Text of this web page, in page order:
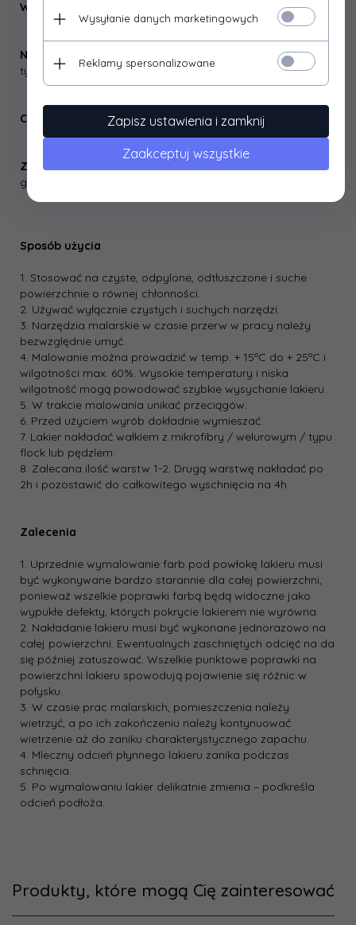
Wydajność:
Narzędzia do aplikacji:
wałek z mikrofibry / welurowy/
typu flock, pędzel
Czyszczenie narzędzi: woda z dodatkiem detergentu
Zawartość LZO:
g/l (2010), produkt zawiera max.15 g/l
Sposób użycia
1. Stosować na czyste, odpylone, odtłuszczone i suche
powierzchnie o równej chłonności.
2. Używać wyłącznie czystych i suchych narzędzi.
3. Narzędzia malarskie w czasie przerw w pracy należy
bezwzględnie umyć.
4. Malowanie można prowadzić w temp. + 15ºC do + 25ºC i
wilgotności max. 60%. Wysokie temperatury i niska
wilgotność mogą powodować szybkie wysychanie lakieru.
5. W trakcie malowania unikać przeciągów.
6. Przed użyciem wyrób dokładnie wymieszać.
7. Lakier nakładać wałkiem z mikrofibry / welurowym / typu
flock lub pędzlem.
8. Zalecana ilość warstw 1-2. Drugą warstwę nakładać po
2h i pozostawić do całkowitego wyschnięcia na 4h.
Zalecenia
1. Uprzednie wymalowanie farb pod powłokę lakieru musi
być wykonywane bardzo starannie dla całej powierzchni,
ponieważ wszelkie poprawki farbą będą widoczne jako
wypukłe defekty, których pokrycie lakierem nie wyrówna.
2. Nakładanie lakieru musi być wykonane jednorazowo na
całej powierzchni. Ewentualnych zaschniętych odcięć na da
się później zatuszować. Wszelkie punktowe poprawki na
powierzchni lakieru spowodują pojawienie się różnic w
połysku.
3. W czasie prac malarskich, pomieszczenia należy
wietrzyć, a po ich zakończeniu należy kontynuować
wietrzenie aż do zaniku charakterystycznego zapachu.
4. Mleczny odcień płynnego lakieru zanika podczas
schnięcia.
5. Po wymalowaniu lakier delikatnie zmienia – podkreśla
odcień podłoża.
Produkty, które mogą Cię zainteresować
Wysyłanie danych marketingowych
Reklamy spersonalizowane
Zapisz ustawienia i zamknij
Zaakceptuj wszystkie